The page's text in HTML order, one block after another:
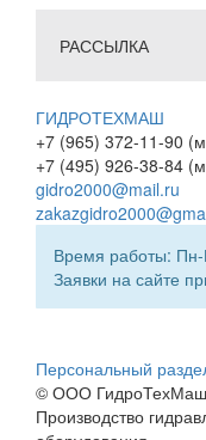
РАССЫЛКА
ГИДРОТЕХМАШ
+7 (965) 372-11-90
+7 (495) 926-38-84
gidro2000@mail.ru
Время работы:
Заявки на сайте
Персональный
© ООО
Производство